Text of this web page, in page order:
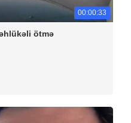
00:00:33
ötmə